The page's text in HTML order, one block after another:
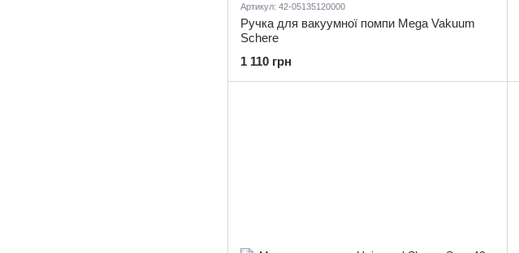
Артикул: 42-05135120000
Ручка для вакуумної помпи Mega Vakuum
Schere
1 110 грн